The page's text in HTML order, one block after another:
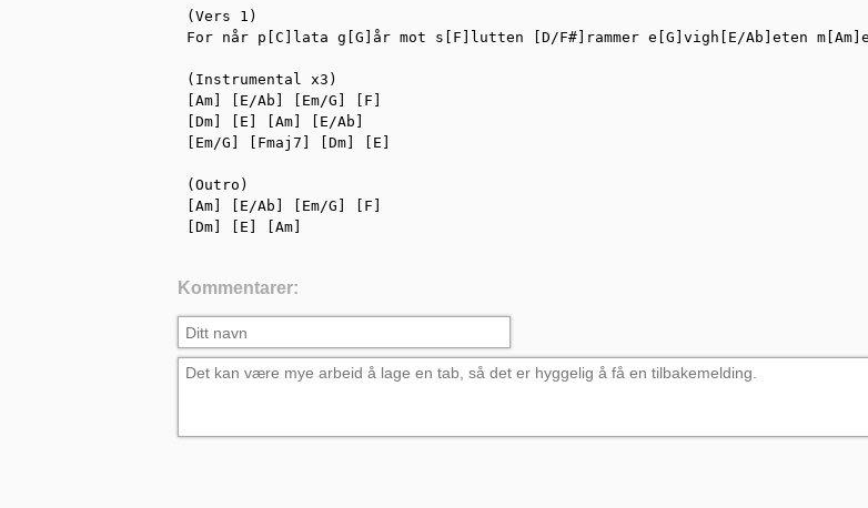
(Vers 1)
For når p[C]lata g[G]år mot s[F]lutten [D/F#]rammer e[G]vigh[E/Ab]eten m[Am]eg
(Instrumental x3)
[Am] [E/Ab] [Em/G] [F]
[Dm] [E] [Am] [E/Ab]
[Em/G] [Fmaj7] [Dm] [E]
(Outro)
[Am] [E/Ab] [Em/G] [F]
[Dm] [E] [Am]
Kommentarer: